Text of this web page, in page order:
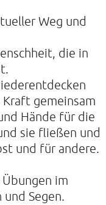
Weg und
die in
gemeinsam
Hände für die
sie fließen und
und für andere.
im
und Segen.